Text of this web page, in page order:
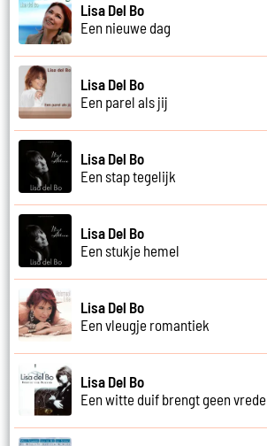
Lisa Del Bo
Een nieuwe dag
Lisa Del Bo
Een parel als jij
Lisa Del Bo
Een stap tegelijk
Lisa Del Bo
Een stukje hemel
Lisa Del Bo
Een vleugje romantiek
Lisa Del Bo
Een witte duif brengt geen vrede